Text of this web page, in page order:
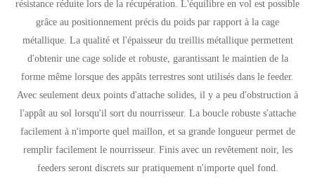
résistance réduite lors de la récupération. L'équilibre en vol est possible
grâce au positionnement précis du poids par rapport à la cage
métallique. La qualité et l'épaisseur du treillis métallique permettent
d'obtenir une cage solide et robuste, garantissant le maintien de la
forme même lorsque des appâts terrestres sont utilisés dans le feeder.
Avec seulement deux points d'attache solides, il y a peu d'obstruction à
l'appât au sol lorsqu'il sort du nourrisseur. La boucle robuste s'attache
facilement à n'importe quel maillon, et sa grande longueur permet de
remplir facilement le nourrisseur. Finis avec un revêtement noir, les
feeders seront discrets sur pratiquement n'importe quel fond.